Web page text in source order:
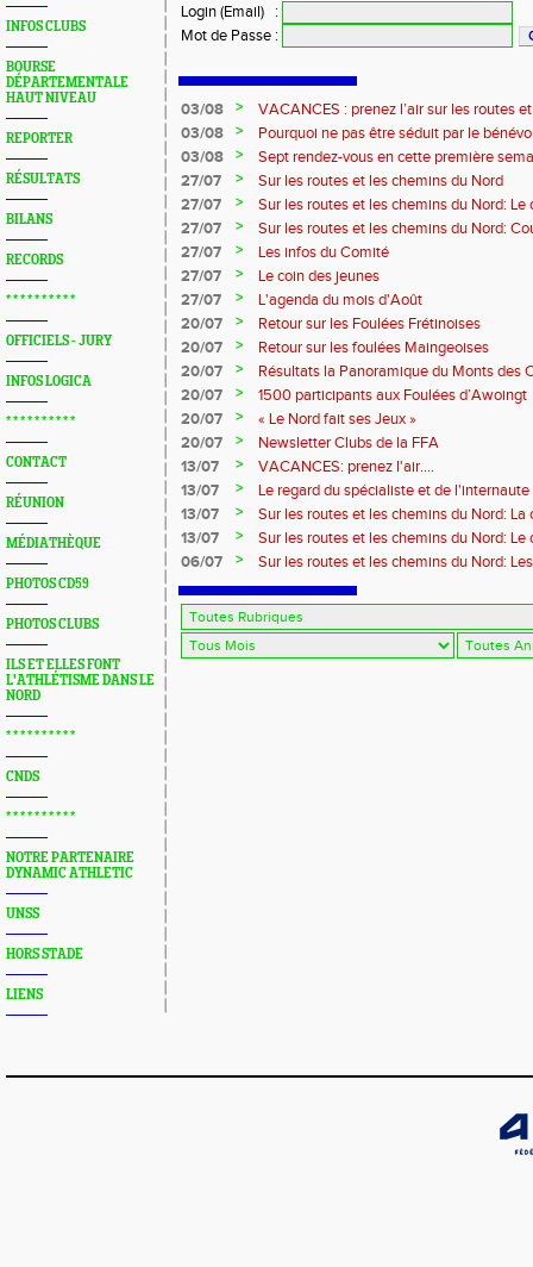
INFOS CLUBS
BOURSE
DÉPARTEMENTALE
HAUT NIVEAU
REPORTER
RÉSULTATS
BILANS
RECORDS
* * * * * * * * * *
OFFICIELS - JURY
INFOS LOGICA
* * * * * * * * * *
CONTACT
RÉUNION
MÉDIATHÈQUE
PHOTOS CD59
PHOTOS CLUBS
ILS ET ELLES FONT
L'ATHLÉTISME DANS LE
NORD
* * * * * * * * * *
CNDS
* * * * * * * * * *
NOTRE PARTENAIRE
DYNAMIC ATHLETIC
UNSS
HORS STADE
LIENS
Login (Email)
:
Mot de Passe :
03/08 >
VACANCES : prenez l’air sur les routes
03/08
>
Pourquoi ne pas être séduit par le
?...
03/08 >
Sept rendez-vous en cette première
27/07
>
Sur les routes et les chemins du Nord
27/07
>
Sur les routes et les chemins du Nord:
27/07
>
Sur les routes et les chemins du Nord:
Marque
27/07 >
Les infos du Comité
27/07
>
Le coin des jeunes
27/07
>
L'agenda du mois d'Août
20/07
>
Retour sur les Foulées Frétinoises
20/07
>
Retour sur les foulées Maingeoises
20/07
>
Résultats la Panoramique du Monts des
20/07
>
1500 participants aux Foulées d’Awoingt
20/07
>
« Le Nord fait ses Jeux »
20/07
>
Newsletter Clubs de la FFA
13/07
>
VACANCES: prenez l'air....
13/07
>
Le regard du spécialiste et de l'internaute
13/07
>
Sur les routes et les chemins du Nord: La
13/07
>
Sur les routes et les chemins du Nord:
06/07
> Sur les routes et les chemins du Nord: